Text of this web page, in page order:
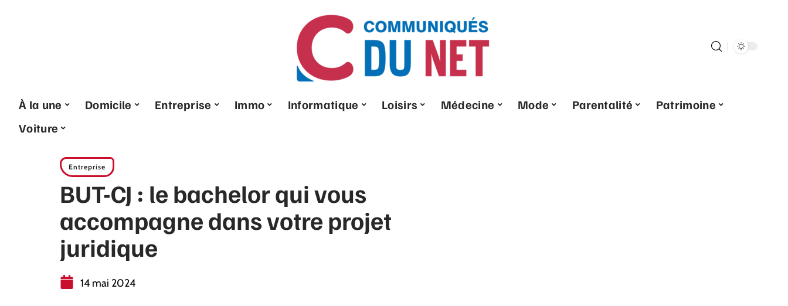
À la une Domicile Entreprise Immo Informatique Loisirs Médecine Mode Parentalité
Patrimoine
Voiture
Entreprise
BUT-CJ : le bachelor qui vous
accompagne dans votre projet
juridique
14 mai 2024